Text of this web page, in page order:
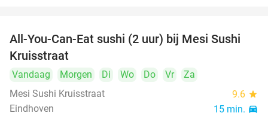
21%
All-You-Can-Eat sushi (2 uur) bij Mesi Sushi
Kruisstraat
Vandaag Morgen Di Wo Do Vr
Za
Mesi Sushi Kruisstraat
9.6 star
Eindhoven 15 min. directions_car